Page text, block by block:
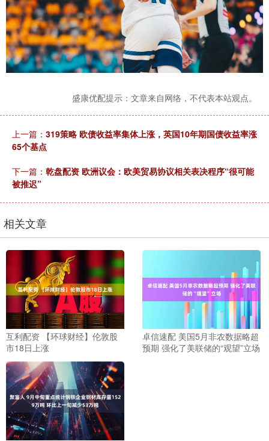
盛康优配提示：文章来自网络，不代表本站观点。
上一篇： 319策略 欧债收益率集体上涨，英国10年期国债收益率涨
65个基点
下一篇： 乾盘配资 欧洲议会：欧美贸易协议相关表决程序“很可能
被推迟”
相关文章
互利配资 【环球财经】伦敦股
市18日上涨
卓信速配 美国5月非农数据略超
预期 强化了美联储的“观望”立场